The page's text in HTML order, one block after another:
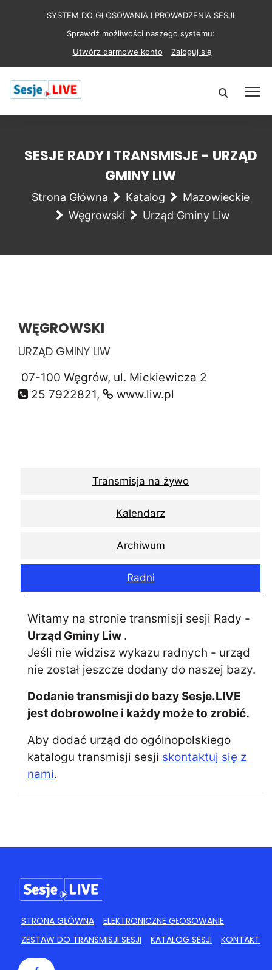
SYSTEM DO GŁOSOWANIA I PROWADZENIA SESJI
Sprawdź możliwości naszego systemu:
Utwórz darmowe konto
Zaloguj się
SESJE RADY I TRANSMISJE - URZĄD
GMINY LIW
Strona Główna Katalog
Mazowieckie
Węgrowski
Urząd Gminy Liw
WĘGROWSKI
URZĄD GMINY LIW
07-100 Węgrów, ul. Mickiewicza 2
25 7922821,
www.liw.pl
Transmisja na żywo
Kalendarz
Archiwum
Radni
Witamy na stronie transmisji sesji Rady -
Urząd Gminy Liw .
Jeśli nie widzisz wykazu radnych - urząd
nie został jeszcze dodany do naszej bazy.
Dodanie transmisji do bazy Sesje.LIVE
jest dobrowolne i każdy może to zrobić.
Aby dodać urząd do ogólnopolskiego
katalogu transmisji sesji skontaktuj się z
nami.
STRONA GŁÓWNA
ELEKTRONICZNE GŁOSOWANIE
ZESTAW DO TRANSMISJI SESJI
KATALOG SESJI KONTAKT